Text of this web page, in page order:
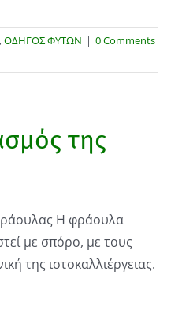
,ΟΔΗΓΟΣ ΦΥΤΩΝ | 0 Comments
της
Η φράουλα
με σπόρο, με τους
της ιστοκαλλιέργειας.